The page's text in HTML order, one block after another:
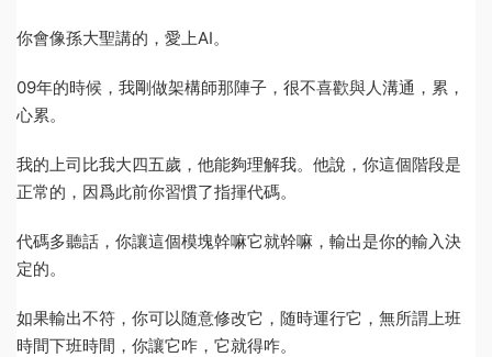
你會像孫大聖講的，愛上AI。
09年的時候，我剛做架構師那陣子，很不喜歡與人溝通，累，
心累。
我的上司比我大四五歲，他能夠理解我。他說，你這個階段是
正常的，因爲此前你習慣了指揮代碼。
代碼多聽話，你讓這個模塊幹嘛它就幹嘛，輸出是你的輸入決
定的。
如果輸出不符，你可以随意修改它，随時運行它，無所謂上班
時間下班時間，你讓它咋，它就得咋。